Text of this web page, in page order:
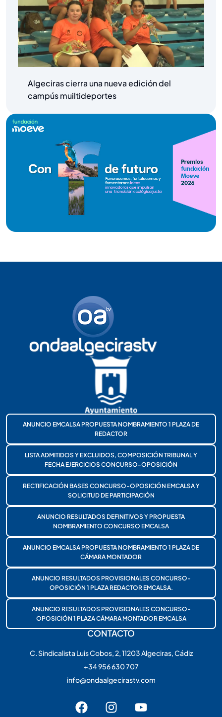
Algeciras cierra una nueva edición del
campús muiltideportes
ANUNCIO EMCALSA PROPUESTA NOMBRAMIENTO 1 PLAZA DE
REDACTOR
LISTA ADMITIDOS Y EXCLUIDOS, COMPOSICIÓN TRIBUNAL Y
FECHA EJERCICIOS CONCURSO-OPOSICIÓN
RECTIFICACIÓN BASES CONCURSO-OPOSICIÓN EMCALSA Y
SOLICITUD DE PARTICIPACIÓN
ANUNCIO RESULTADOS DEFINITIVOS Y PROPUESTA
NOMBRAMIENTO CONCURSO EMCALSA
ANUNCIO EMCALSA PROPUESTA NOMBRAMIENTO 1 PLAZA DE
CÁMARA MONTADOR
ANUNCIO RESULTADOS PROVISIONALES CONCURSO-
OPOSICIÓN 1 PLAZA REDACTOR EMCALSA.
ANUNCIO RESULTADOS PROVISIONALES CONCURSO-
OPOSICIÓN 1 PLAZA CÁMARA MONTADOR EMCALSA
CONTACTO
C. Sindicalista Luis Cobos, 2, 11203 Algeciras, Cádiz
+34 956 630 707
info@ondaalgecirastv.com